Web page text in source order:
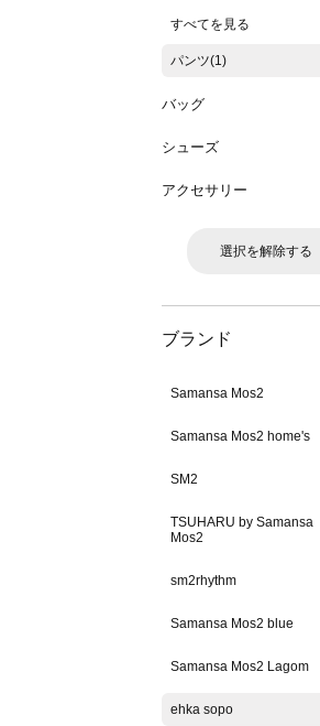
すべてを見る
パンツ(1)
バッグ
シューズ
アクセサリー
選択を解除する
ブランド
Samansa Mos2
Samansa Mos2 home's
SM2
TSUHARU by Samansa
Mos2
sm2rhythm
Samansa Mos2 blue
Samansa Mos2 Lagom
ehka sopo